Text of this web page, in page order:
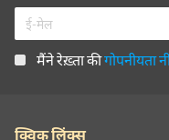
मैंने रेख़्ता कीगोपनीयता
क्विक लिंक्स